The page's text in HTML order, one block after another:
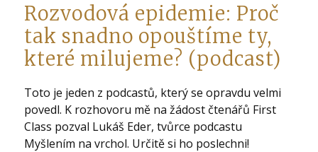
Rozvodová epidemie: Proč
tak snadno opouštíme ty,
které milujeme? (podcast)
Toto je jeden z podcastů, který se opravdu velmi
povedl. K rozhovoru mě na žádost čtenářů First
Class pozval Lukáš Eder, tvůrce podcastu
Myšlením na vrchol. Určitě si ho poslechni!